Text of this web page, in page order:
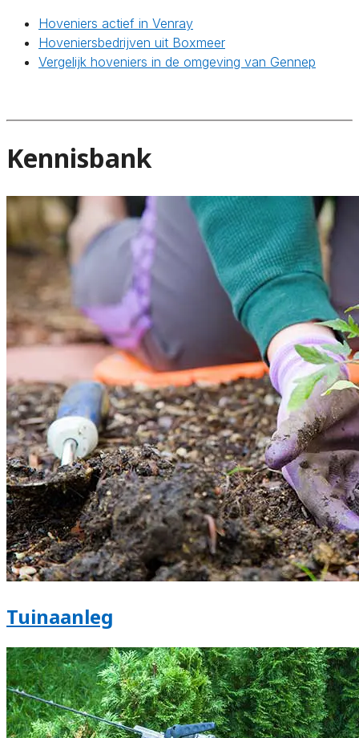
Hoveniers actief in Venray
Hoveniersbedrijven uit Boxmeer
Vergelijk hoveniers in de omgeving van Gennep
Kennisbank
Tuinaanleg